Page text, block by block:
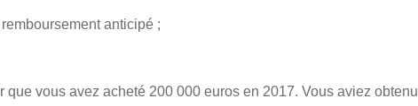
anticipé ;
que vous avez acheté 200 000 euros en 2017. Vous aviez obtenu